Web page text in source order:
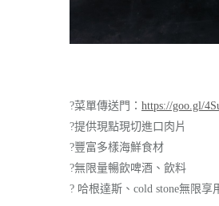
?菜單傳送門： https://goo.gl/
?提供現點現切進口肉片
?豐富多樣海鮮食材
?無限量暢飲啤酒、飲料
? 哈根達斯、cold stone無限享